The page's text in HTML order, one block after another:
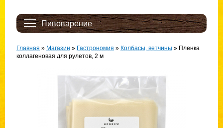
Пивоварение
Главная » Магазин » Гастрономия » Колбасы, ветчины » Пленка
коллагеновая для рулетов, 2 м